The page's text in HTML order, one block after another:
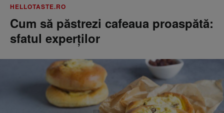
HELLOTASTE.RO
Cum să păstrezi cafeaua proaspătă:
sfatul experților